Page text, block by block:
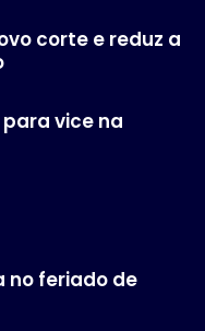
corte e reduz a
vice na
no feriado de